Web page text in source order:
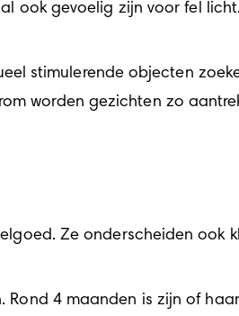
ook gevoelig zijn voor fel licht.
stimulerende objecten
worden gezichten zo
Ze onderscheiden ook
Rond 4 maanden is zijn of